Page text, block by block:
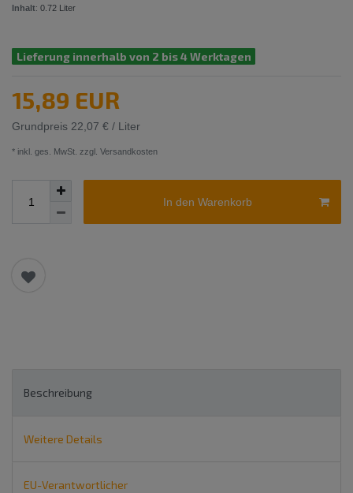
Inhalt: 0.72 Liter
Lieferung innerhalb von 2 bis 4 Werktagen
15,89 EUR
Grundpreis 22,07 € / Liter
* inkl. ges. MwSt. zzgl. Versandkosten
In den Warenkorb
Beschreibung
Weitere Details
EU-Verantwortlicher